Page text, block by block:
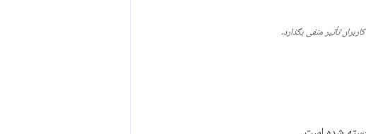
تأثیر منفی بگذارد.